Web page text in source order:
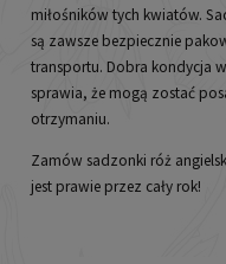
miłośników tych kwiatów.
są zawsze bezpiecznie
transportu. Dobra kondycja
sprawia, że mogą zostać
otrzymaniu.
Zamów sadzonki róż
jest prawie przez cały rok!